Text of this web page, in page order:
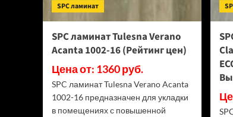
SPC ламинат
SPC ламинат Tulesna Verano
Acanta 1002-16 (Рейтинг цен)
Цена от: 1360 руб.
SPC ламинат Tulesna Verano Acanta
1002-16 предназначен для укладки
в помещениях с повышенной